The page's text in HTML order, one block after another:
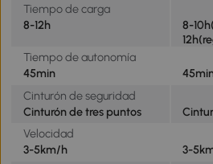
Tiempo de carga
8-12h
8-
Tiempo de autonomía
45min
Cinturón de seguridad
Cinturón de tres puntos
Velocidad
3-5km/h
3-